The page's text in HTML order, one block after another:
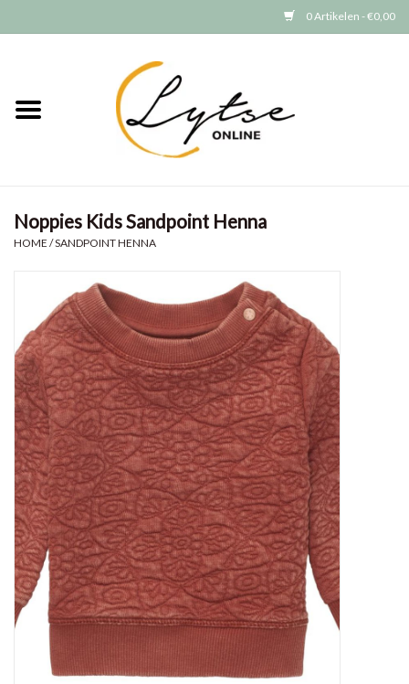
0 Artikelen - €0,00
Meisjes
GRATIS VERZENDEN (vanaf EUR
15)
Noppies Kids Sandpoint Henna
HOME /SANDPOINT HENNA